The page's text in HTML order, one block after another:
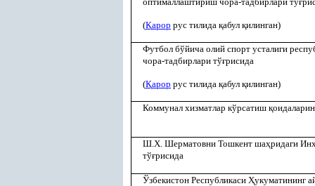
(Қарор рус тилида қабул қилинган)
Футбол бўйича олий спорт усталиги
чора-тадбирлари тўғрисида
(Қарор рус тилида қабул қилинган)
Коммунал хизматлар кўрсатиш қ
Ш.Х. Шерматовни Тошкент шаҳридаги
тўғрисида
Ўзбекистон Республикаси Ҳукуматининг